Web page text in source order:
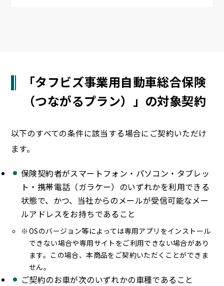
「タフビズ事業用自動車総合保険
（つながるプラン）」の対象契約
以下のすべての条件に該当する場合にご契約いただけ
ます。
保険契約者がスマートフォン・パソコン・タブレッ
ト・携帯電話（ガラケー）のいずれかを利用できる
状態で、かつ、当社からのメールが受信可能なメー
ルアドレスをお持ちであること
OSのバージョン等によっては専用アプリをインストール
できない場合や専用サイトをご利用できない場合があり
ます。この場合、本商品をご契約いただくことができま
せん。
ご契約のお車が次のいずれかの車種であること